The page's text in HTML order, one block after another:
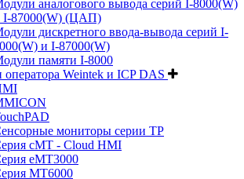
аналогового вывода серий I-8000(W)
I-87000(W) (ЦАП)
дискретного ввода-вывода серий I-
и I-87000(W)
памяти I-8000
оператора Weintek и ICP DAS
мониторы серии TP
cMT - Cloud HMI
eMT3000
MT6000